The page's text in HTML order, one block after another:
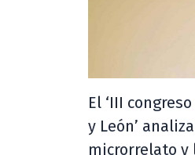
El ‘III
y León’
microrrelato y